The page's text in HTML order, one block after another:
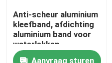
Kwaliteitscontrole
Neem contact met ons op
Anti-scheur aluminium
kleefband, afdichting
aluminium band voor
waterlekken
Aanvraag sturen